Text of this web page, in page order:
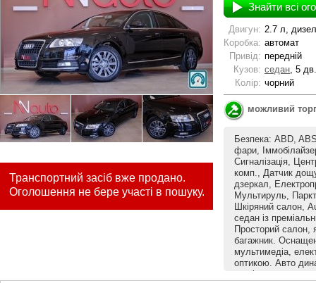
Транспортний засіб вже продано.
Оголошення не бере участі в пошуку.
Знайти всі
Двигун: 2.7 л,
Коробка: автомат
Привід: передній
Кузов: седан, 5
Колір: чорний
можливий торг
Безпека: ABD,
фари,
Сигналізація,
комп., Датчик
дзеркал,
Мультируль,
Шкіряний салон,
седан із
Просторий салон,
багажник.
мультимедіа,
оптикою. Авто
комфортне як для